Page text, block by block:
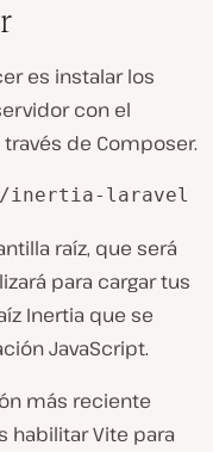
es instalar los
con el
de Composer.
laravel
raíz, que será
para cargar tus
Inertia que se
JavaScript.
más reciente
habilitar Vite para